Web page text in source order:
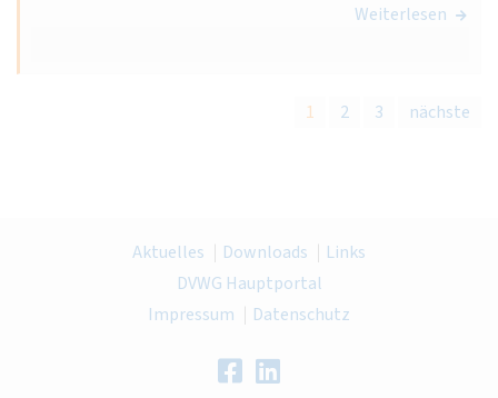
Weiterlesen
1 2 3 nächste
Aktuelles Downloads
Links
DVWG Hauptportal
Impressum
Datenschutz